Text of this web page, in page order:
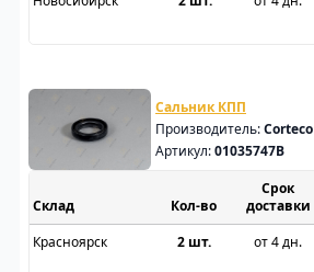
Сальник КПП
Производитель:Corteco
Артикул:01035747B
Склад
Срок
доставки
Красноярск
2 шт. от 4 дн.